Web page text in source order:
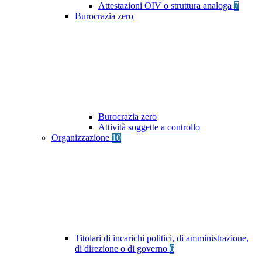
Attestazioni OIV o struttura analoga 7
Burocrazia zero
Burocrazia zero
Attività soggette a controllo
Organizzazione 10
Titolari di incarichi politici, di amministrazione,
di direzione o di governo 6